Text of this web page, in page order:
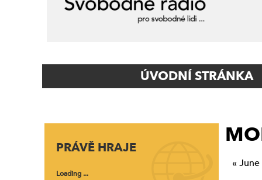
Navigation
ÚVODNÍ STRÁNKA
« June
PRÁVĚ HRAJE
Loading ...